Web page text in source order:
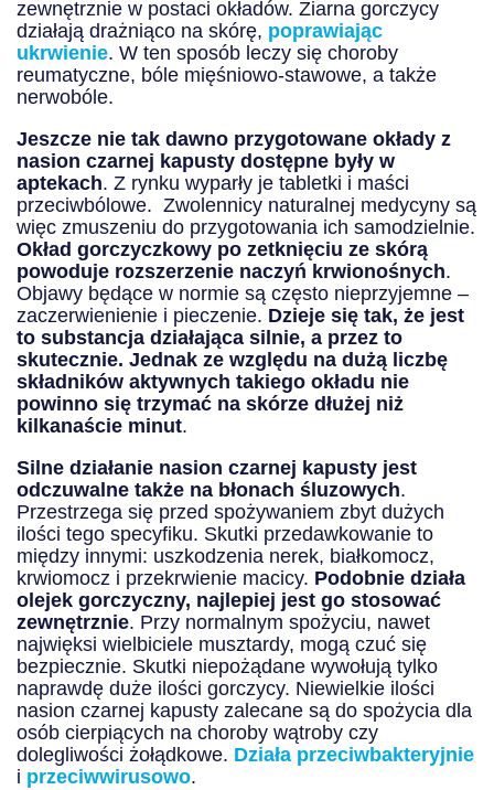
zewnętrznie w postaci okładów. Ziarna gorczycy
działają drażniąco na skórę, poprawiając
ukrwienie. W ten sposób leczy się choroby
reumatyczne, bóle mięśniowo-stawowe, a także
nerwobóle.
Jeszcze nie tak dawno przygotowane okłady z
nasion czarnej kapusty dostępne były w
aptekach. Z rynku wyparły je tabletki i maści
przeciwbólowe. Zwolennicy naturalnej medycyny są
więc zmuszeniu do przygotowania ich samodzielnie.
Okład gorczyczkowy po zetknięciu ze skórą
powoduje rozszerzenie naczyń krwionośnych.
Objawy będące w normie są często nieprzyjemne –
zaczerwienienie i pieczenie. Dzieje się tak, że jest
to substancja działająca silnie, a przez to
skutecznie. Jednak ze względu na dużą liczbę
składników aktywnych takiego okładu nie
powinno się trzymać na skórze dłużej niż
kilkanaście minut.
Silne działanie nasion czarnej kapusty jest
odczuwalne także na błonach śluzowych.
Przestrzega się przed spożywaniem zbyt dużych
ilości tego specyfiku. Skutki przedawkowanie to
między innymi: uszkodzenia nerek, białkomocz,
krwiomocz i przekrwienie macicy. Podobnie działa
olejek gorczyczny, najlepiej jest go stosować
zewnętrznie. Przy normalnym spożyciu, nawet
najwięksi wielbiciele musztardy, mogą czuć się
bezpiecznie. Skutki niepożądane wywołują tylko
naprawdę duże ilości gorczycy. Niewielkie ilości
nasion czarnej kapusty zalecane są do spożycia dla
osób cierpiących na choroby wątroby czy
dolegliwości żołądkowe. Działa przeciwbakteryjnie
i przeciwwirusowo.